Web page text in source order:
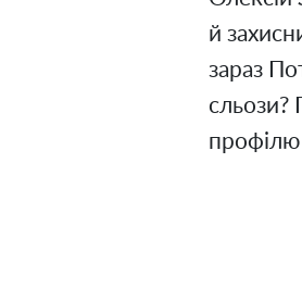
й
зараз
сльози?
профілю